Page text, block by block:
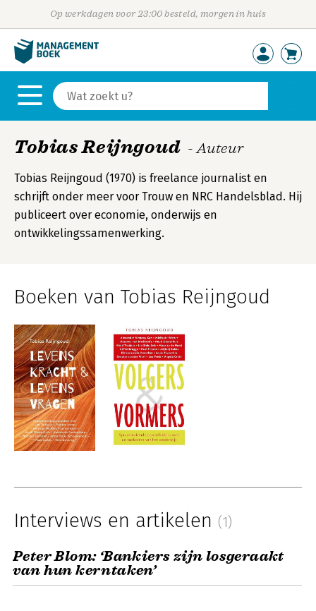
Op werkdagen voor 23:00 besteld, morgen in huis
Tobias Reijngoud - Auteur
Tobias Reijngoud (1970) is freelance journalist en
schrijft onder meer voor Trouw en NRC Handelsblad. Hij
publiceert over economie, onderwijs en
ontwikkelingssamenwerking.
Boeken van Tobias Reijngoud
Interviews en artikelen (1)
Peter Blom: ‘Bankiers zijn losgeraakt
van hun kerntaken’